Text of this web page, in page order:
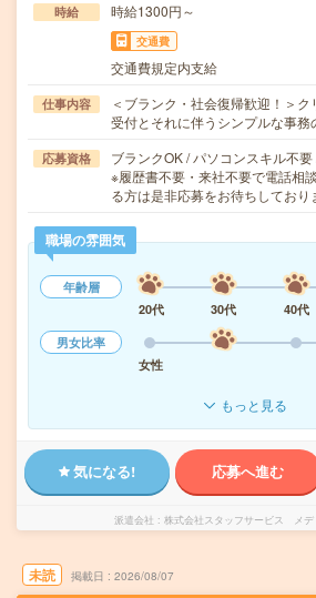
時給 時給1300円～
交通費
交通費規定内支給
仕事内容
＜ブランク・社会復帰歓迎！＞
受付とそれに伴うシンプルな事
応募資格
ブランクOK / パソコンスキル不
※履歴書不要・来社不要で電話相
る方は是非応募をお待ちしてお
職場の雰囲気
年齢層
20代
30代 40代
男女比率
女性
もっと見る
気になる! 応募へ進む
派遣会社 株式会社スタッフサービス メデ
未読 掲載日 2026/08/07